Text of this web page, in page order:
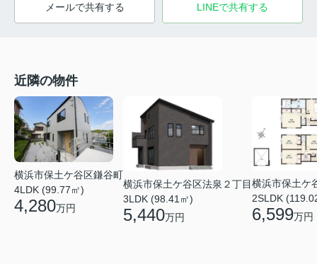
メールで共有する LINEで共有する
近隣の物件
横浜市保土ケ谷区鎌谷町
4LDK (99.77㎡)
4,280万円
横浜市保土ケ谷区法泉２丁目
3LDK (98.41㎡)
5,440万円
横浜市保土ケ
2SLDK
6,599万円